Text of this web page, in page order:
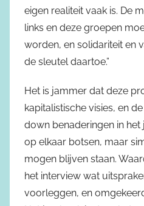
eigen realiteit vaak is. De
links en deze groepen
worden, en solidariteit en
de sleutel daartoe.”
Het is jammer dat deze
kapitalistische visies, en
down benaderingen in
op elkaar botsen, maar
mogen blijven staan.
het interview wat
voorleggen, en